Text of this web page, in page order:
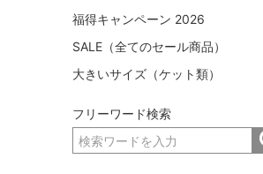
福得キャンペーン 2026
SALE（全てのセール商品）
大きいサイズ（ケット類）
フリーワード検索